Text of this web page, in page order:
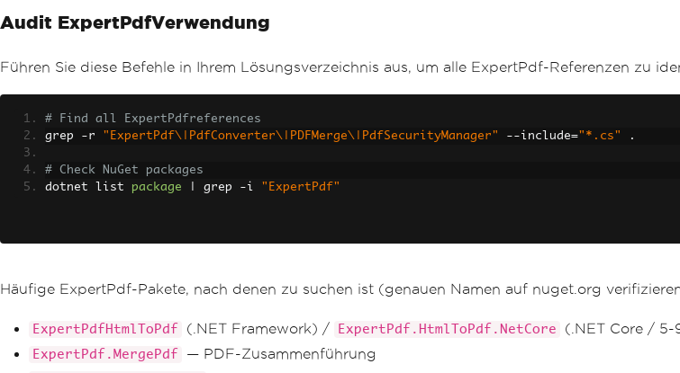
Audit ExpertPdfVerwendung
Führen Sie diese Befehle in Ihrem Lösungsverzeichnis aus, um alle ExpertPdf-Referenzen zu
# Find all ExpertPdfreferences
grep -r "ExpertPdf\|PdfConverter\|PDFMerge\|PdfSecurityManager" --include="*.cs" .
# Check NuGet packages
dotnet list package grep -i "ExpertPdf"
Häufige ExpertPdf-Pakete, nach denen zu suchen ist (genauen Namen auf nuget.org
ExpertPdfHtmlToPdf (.NET Framework) / ExpertPdf.HtmlToPdf.NetCore (.NET Core /
ExpertPdf.MergePdf
— PDF-Zusammenführung